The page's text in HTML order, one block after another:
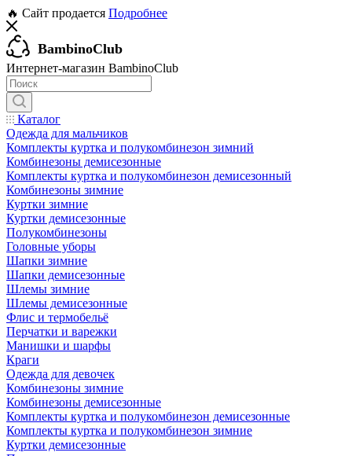
🔥 Сайт продается Подробнее
BambinoClub
Интернет-магазин BambinoClub
Каталог
Одежда для мальчиков
Комплекты куртка и полукомбинезон зимний
Комбинезоны демисезонные
Комплекты куртка и полукомбинезон демисезонный
Комбинезоны зимние
Куртки зимние
Куртки демисезонные
Полукомбинезоны
Головные уборы
Шапки зимние
Шапки демисезонные
Шлемы зимние
Шлемы демисезонные
Флис и термобельё
Перчатки и варежки
Манишки и шарфы
Краги
Одежда для девочек
Комбинезоны зимние
Комбинезоны демисезонные
Комплекты куртка и полукомбинезон демисезонные
Комплекты куртка и полукомбинезон зимние
Куртки демисезонные